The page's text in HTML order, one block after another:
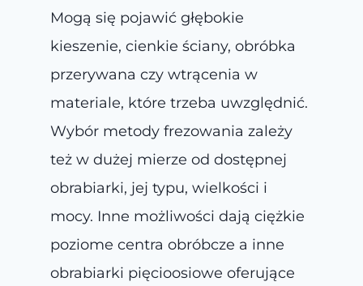
Mogą się pojawić głębokie
kieszenie, cienkie ściany, obróbka
przerywana czy wtrącenia w
materiale, które trzeba uwzględnić.
Wybór metody frezowania zależy
też w dużej mierze od dostępnej
obrabiarki, jej typu, wielkości i
mocy. Inne możliwości dają ciężkie
poziome centra obróbcze a inne
obrabiarki pięcioosiowe oferujące